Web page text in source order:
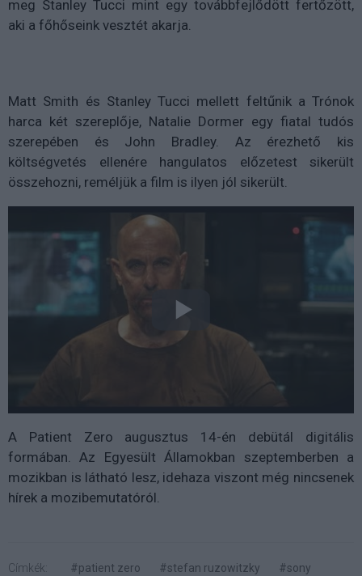
meg Stanley Tucci mint egy továbbfejlődött fertőzött,
aki a főhőseink vesztét akarja.
Matt Smith és Stanley Tucci mellett feltűnik a Trónok
harca két szereplője, Natalie Dormer egy fiatal tudós
szerepében és John Bradley. Az érezhető kis
költségvetés ellenére hangulatos előzetest sikerült
összehozni, reméljük a film is ilyen jól sikerült.
A Patient Zero augusztus 14-én debütál digitális
formában. Az Egyesült Államokban szeptemberben a
mozikban is látható lesz, idehaza viszont még nincsenek
hírek a mozibemutatóról.
Címkék: #patient zero #stefan ruzowitzky
#sony